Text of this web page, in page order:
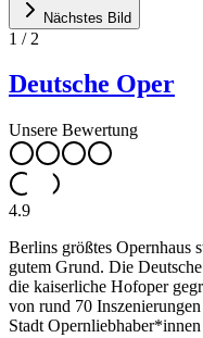
Nächstes Bild
1 / 2
Deutsche Oper
Unsere Bewertung
4.9
Berlins größtes Opernhaus
gutem Grund. Die
die kaiserliche Hofoper
von rund 70
Stadt